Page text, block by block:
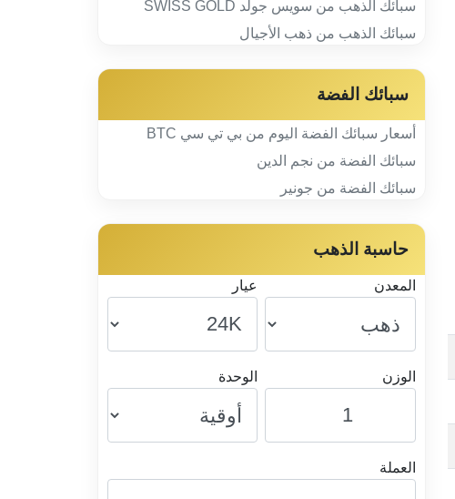
سبائك الذهب من سويس جولد SWISS GOLD
سبائك الذهب من ذهب الأجيال
سبائك الفضة
أسعار سبائك الفضة اليوم من بي تي سي BTC
سبائك الفضة من نجم الدين
سبائك الفضة من جونير
حاسبة الذهب
المعدن عيار
الوزن الوحدة
العملة